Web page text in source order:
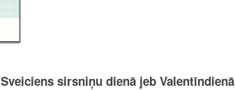
Sveiciens sirsniņu dienā jeb Valentīndienā